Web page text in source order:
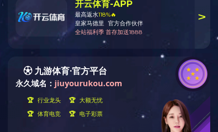
返回顶部